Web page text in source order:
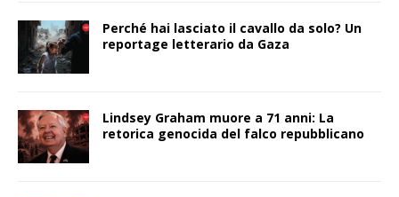
Perché hai lasciato il cavallo da solo? Un
reportage letterario da Gaza
Lindsey Graham muore a 71 anni: La
retorica genocida del falco repubblicano